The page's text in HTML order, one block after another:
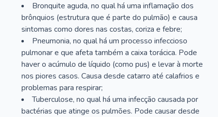
Bronquite aguda, no qual há uma inflamação dos
brônquios (estrutura que é parte do pulmão) e causa
sintomas como dores nas costas, coriza e febre;
Pneumonia, no qual há um processo infeccioso
pulmonar e que afeta também a caixa torácica. Pode
haver o acúmulo de líquido (como pus) e levar à morte
nos piores casos. Causa desde catarro até calafrios e
problemas para respirar;
Tuberculose, no qual há uma infecção causada por
bactérias que atinge os pulmões. Pode causar desde